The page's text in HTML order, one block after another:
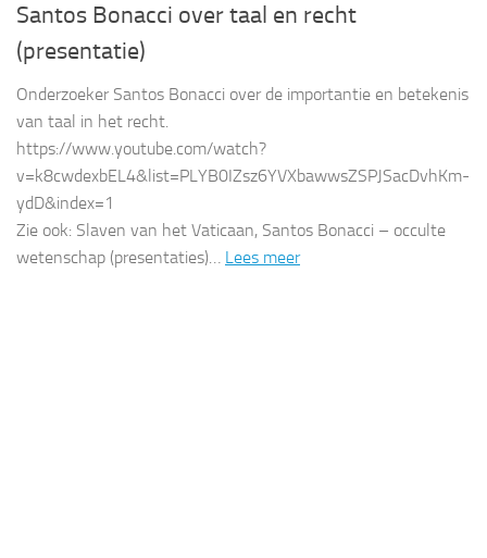
Santos Bonacci over taal en recht
(presentatie)
Onderzoeker Santos Bonacci over de importantie en betekenis
van taal in het recht.
https://www.youtube.com/watch?
v=k8cwdexbEL4&list=PLYB0IZsz6YVXbawwsZSPJSacDvhKm-
ydD&index=1
Zie ook: Slaven van het Vaticaan, Santos Bonacci – occulte
wetenschap (presentaties)… Lees meer